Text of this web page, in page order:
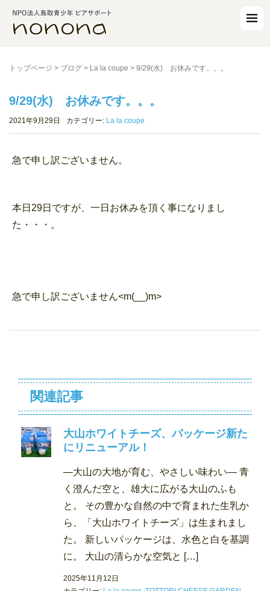
トップページ > ブログ > La la coupe > 9/29(水) お休みです。。。
9/29(水) お休みです。。。
2021年9月29日 カテゴリー: La la coupe
急で申し訳ございません。
本日29日ですが、一日お休みを頂く事になりまし
た・・・。
急で申し訳ございません<m(__)m>
関連記事
大山ホワイトチーズ、パッケージ新た
にリニューアル！
―大山の大地が育む、やさしい味わい― 青
く澄んだ空と、雄大に広がる大山のふも
と。 その豊かな自然の中で育まれた生乳か
ら、「大山ホワイトチーズ」は生まれまし
た。 新しいパッケージは、水色と白を基調
に。 大山の清らかな空気と […]
2025年11月12日